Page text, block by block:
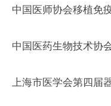
中国医师协会移植免
中国医药生物技术协
上海市医学会第四届